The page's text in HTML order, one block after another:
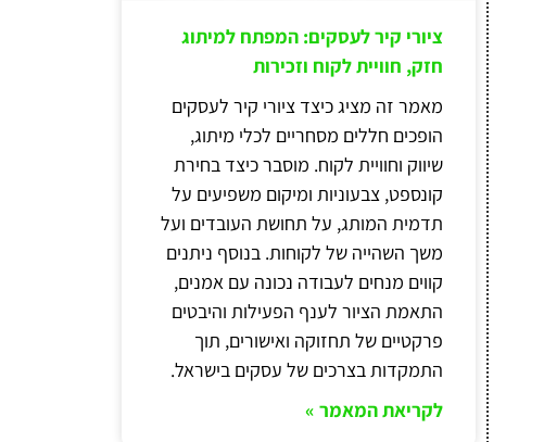
ציורי קיר לעסקים: המפתח למיתוג
חזק, חוויית לקוח וזכירות
מאמר זה מציג כיצד ציורי קיר לעסקים
הופכים חללים מסחריים לכלי מיתוג,
שיווק וחוויית לקוח. מוסבר כיצד בחירת
קונספט, צבעוניות ומיקום משפיעים על
תדמית המותג, על תחושת העובדים ועל
משך השהייה של לקוחות. בנוסף ניתנים
קווים מנחים לעבודה נכונה עם אמנים,
התאמת הציור לענף הפעילות והיבטים
פרקטיים של תחזוקה ואישורים, תוך
התמקדות בצרכים של עסקים בישראל.
לקריאת המאמר »